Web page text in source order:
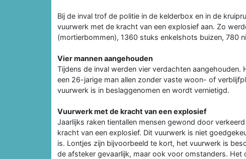
Bij de inval trof de politie in de kelderbox en in de
vuurwerk met de kracht van een explosief aan. Zo
(mortierbommen), 1360 stuks enkelshots buizen, 780
Vier mannen aangehouden
Tijdens de inval werden vier verdachten
een 26-jarige man allen zonder vaste woon- of
vuurwerk is in beslaggenomen en wordt vernietigd.
Vuurwerk met de kracht van een explosief
Jaarlijks raken tientallen mensen gewond door
kracht van een explosief. Dit vuurwerk is niet
is. Lontjes zijn bijvoorbeeld te kort, het vuurwerk is
de afsteker gevaarlijk, maar ook voor omstanders.